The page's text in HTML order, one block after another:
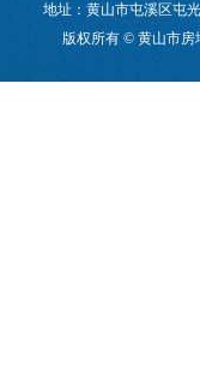
地址：黄山市屯溪区屯
版权所有 © 黄山市房